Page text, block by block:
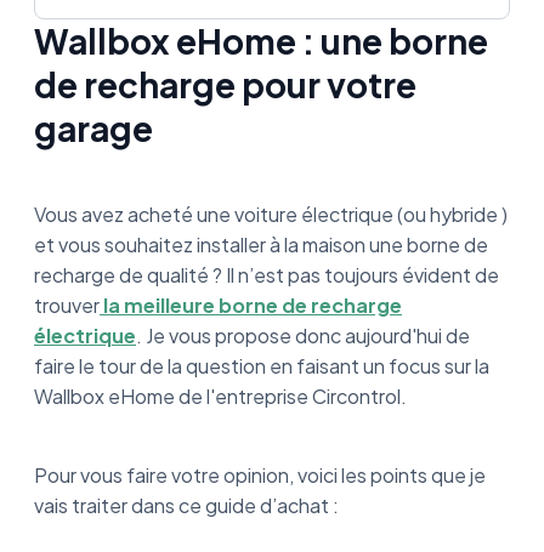
Wallbox eHome : une borne
de recharge pour votre
garage
Vous avez acheté une voiture électrique (ou hybride )
et vous souhaitez installer à la maison une borne de
recharge de qualité ? Il n’est pas toujours évident de
trouverla meilleure borne de recharge
électrique. Je vous propose donc aujourd'hui de
faire le tour de la question en faisant un focus sur la
Wallbox eHome de l'entreprise Circontrol.
Pour vous faire votre opinion, voici les points que je
vais traiter dans ce guide d’achat :
Wallbox eHome : une borne de recharge pour
votre garage
Circontrol : une entreprise espagnole
tournée vers l’innovation
la marque
Le match Wallbox eHome et la concurrence
Les avantages de la Wallbox eHome
Les avis sur la borne espagnole de Circontrol